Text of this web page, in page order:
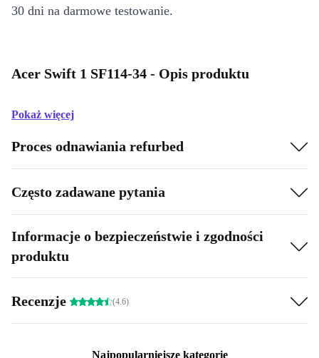
30 dni na darmowe testowanie.
Acer Swift 1 SF114-34 - Opis produktu
Pokaż więcej
Proces odnawiania refurbed
Często zadawane pytania
Informacje o bezpieczeństwie i zgodności
produktu
Recenzje (4.6)
Najpopularniejsze kategorie